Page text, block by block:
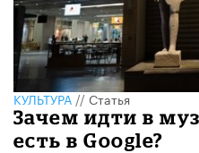
КУЛЬТУРА//Статья
​Зачем идти в
есть в Google?